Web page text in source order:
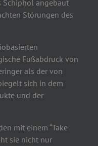
Schiphol angebaut
Störungen des
Fußabdruck von
als der von
sich in dem
und der
mit einem “Take
sie nicht nur